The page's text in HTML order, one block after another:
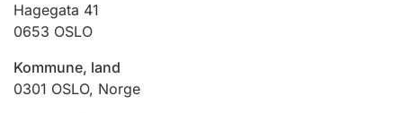
Jeger
Hagegata 41
0653 OSLO
Kommune, land
0301 OSLO, Norge